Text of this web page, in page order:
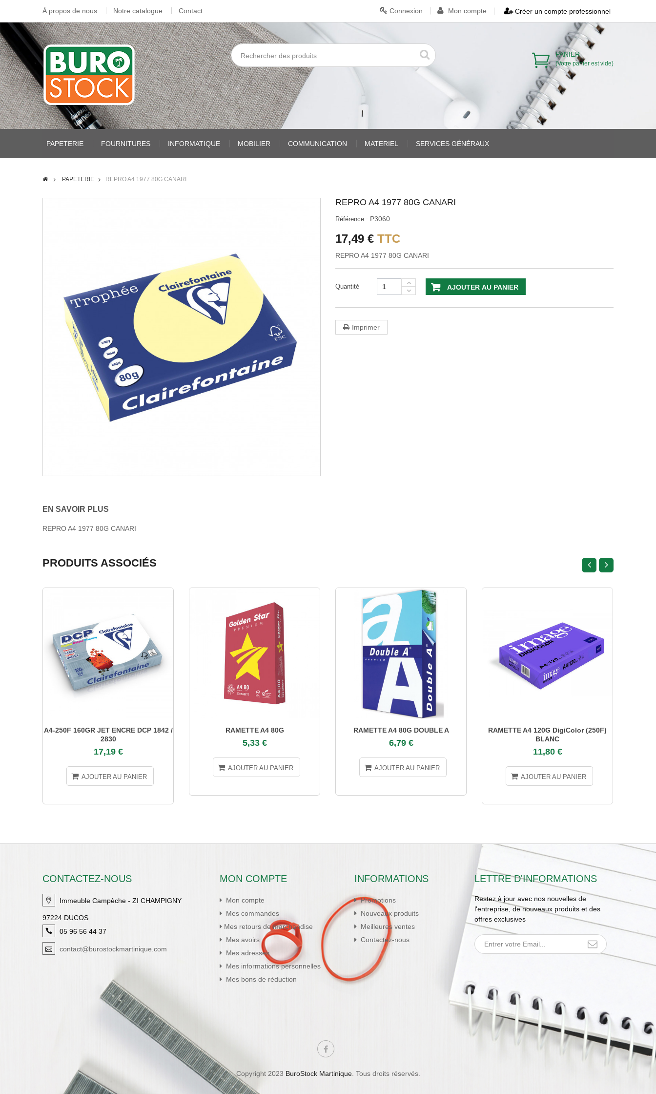
À propos de nous Notre catalogue Contact Créer un compte professionnel
Mon compte
Connexion
PANIER
(Votre panier est vide)
PAPETERIE FOURNITURES INFORMATIQUE MOBILIER COMMUNICATION MATERIEL SERVICES GÉNÉRAUX
PAPETERIE REPRO A4 1977 80G CANARI
REPRO A4 1977 80G CANARI
Référence : P3060
17,49 € TTC
REPRO A4 1977 80G CANARI
Quantité AJOUTER AU PANIER
Imprimer
EN SAVOIR PLUS
REPRO A4 1977 80G CANARI
PRODUITS ASSOCIÉS
A4-250F 160GR JET ENCRE DCP 1842 /
2830
17,19 €
AJOUTER AU PANIER
RAMETTE A4 80G
5,33 €
AJOUTER AU PANIER
RAMETTE A4 80G DOUBLE A
6,79 €
AJOUTER AU PANIER
RAMETTE A4 120G DigiColor (250F)
BLANC
11,80 €
AJOUTER AU PANIER
CONTACTEZ-NOUS
Immeuble Campèche - ZI CHAMPIGNY
97224 DUCOS
05 96 56 44 37
contact@burostockmartinique.com
MON COMPTE
Mon compte
Mes commandes
Mes retours de marchandise
Mes avoirs
Mes adresses
Mes informations personnelles
Mes bons de réduction
INFORMATIONS
Promotions
Nouveaux produits
Meilleures ventes
Contactez-nous
LETTRE D'INFORMATIONS
Restez à jour avec nos nouvelles de
l'entreprise, de nouveaux produits et des
offres exclusives
Copyright 2023 BuroStock Martinique. Tous droits réservés.